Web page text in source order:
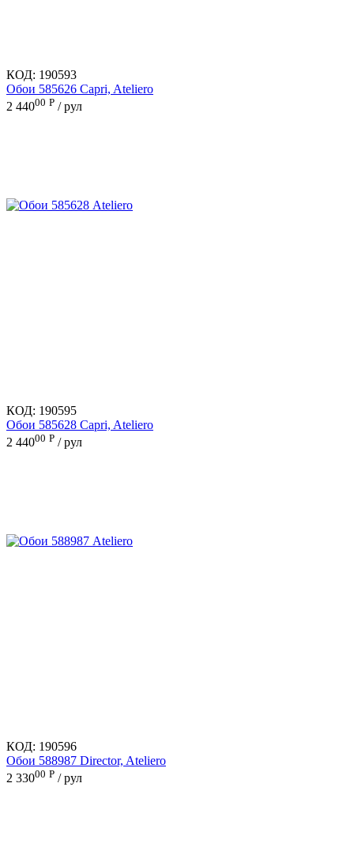
КОД: 190593
Обои 585626 Capri, Ateliero
2 44000 Р / рул
КОД: 190595
Обои 585628 Capri, Ateliero
2 44000 Р / рул
КОД: 190596
Обои 588987 Director, Ateliero
2 33000 Р / рул